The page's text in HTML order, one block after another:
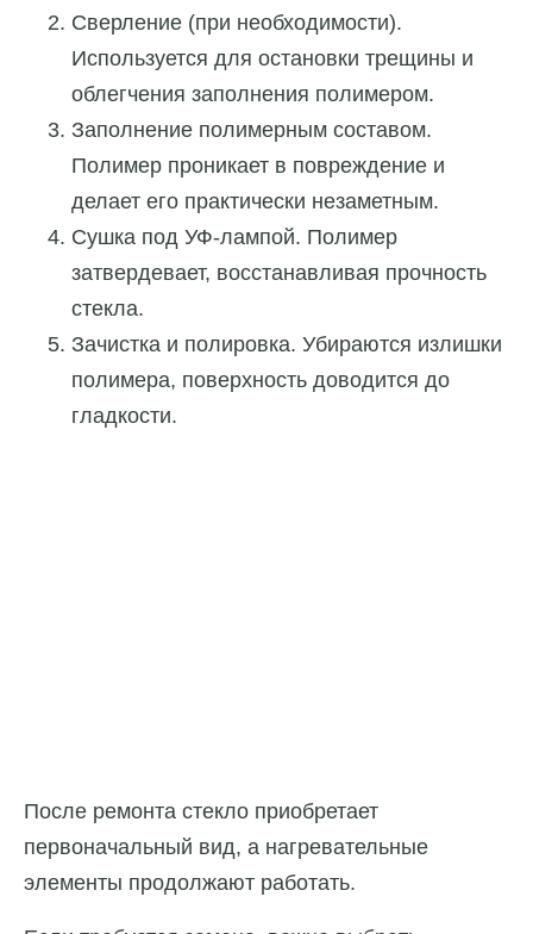
Сверление (при необходимости).
Используется для остановки трещины и
облегчения заполнения полимером.
Заполнение полимерным составом.
Полимер проникает в повреждение и
делает его практически незаметным.
Сушка под УФ-лампой. Полимер
затвердевает, восстанавливая прочность
стекла.
Зачистка и полировка. Убираются излишки
полимера, поверхность доводится до
гладкости.
После ремонта стекло приобретает
первоначальный вид, а нагревательные
элементы продолжают работать.